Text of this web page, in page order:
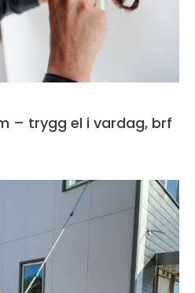
– trygg el i vardag, brf